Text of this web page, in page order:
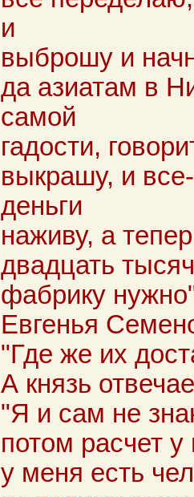
и
выброшу и
да азиатам в
самой
гадости,
выкрашу, и
деньги
наживу, а
двадцать
фабрику
Евгенья
"Где же их
А князь
"Я и сам не
потом расчет
у меня есть